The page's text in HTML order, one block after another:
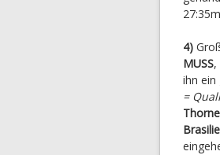
4)
MUSS,
ihn
=